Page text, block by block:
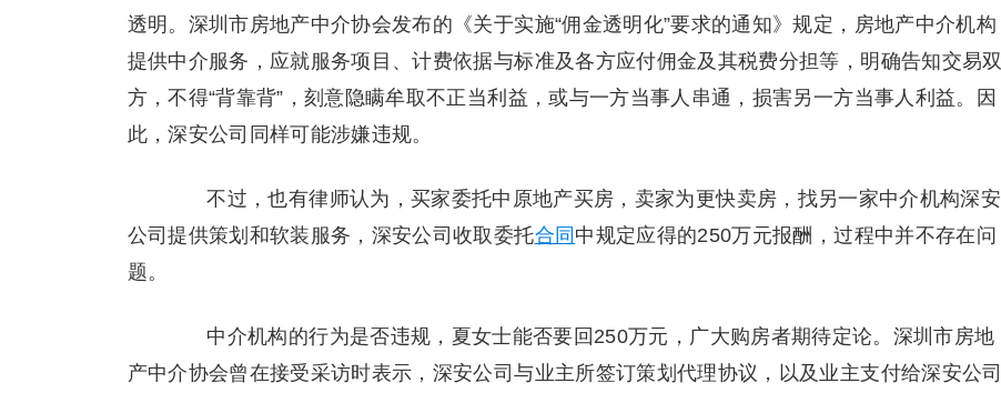
透明。深圳市房地产中介协会发布的《关于实施“佣金透明化”要求的通知》规定，房地产中介机构
提供中介服务，应就服务项目、计费依据与标准及各方应付佣金及其税费分担等，明确告知交易双
方，不得“背靠背”，刻意隐瞒牟取不正当利益，或与一方当事人串通，损害另一方当事人利益。因
此，深安公司同样可能涉嫌违规。
不过，也有律师认为，买家委托中原地产买房，卖家为更快卖房，找另一家中介机构深安
公司提供策划和软装服务，深安公司收取委托合同 中规定应得的250万元报酬，过程中并不存在问
题。
中介机构的行为是否违规，夏女士能否要回250万元，广大购房者期待定论。深圳市房地
产中介协会曾在接受采访时表示，深安公司与业主所签订策划代理协议，以及业主支付给深安公司